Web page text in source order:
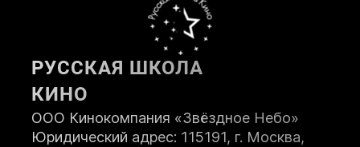
ПОСТУПИТЬ
РУССКАЯ ШКОЛА
КИНО
ООО Кинокомпания «Звёздное Небо»
Юридический адрес: 115191, г. Москва,